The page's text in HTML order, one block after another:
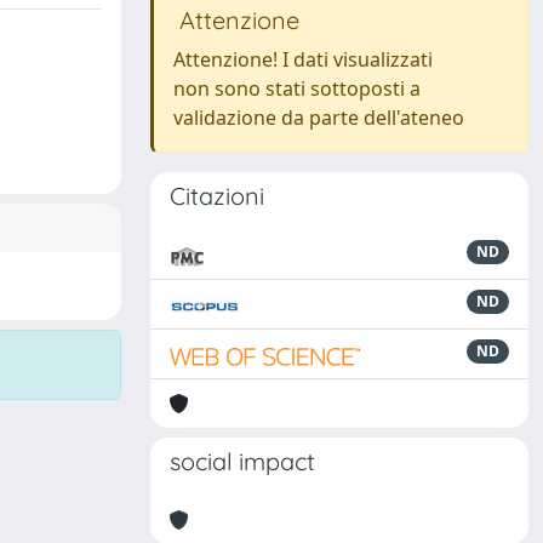
Attenzione
Attenzione! I dati visualizzati
non sono stati sottoposti a
validazione da parte dell'ateneo
Citazioni
ND
ND
ND
social impact